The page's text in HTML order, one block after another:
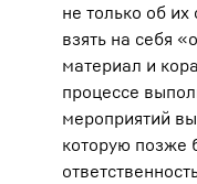
не только об
взять на себя
материал и
процессе
мероприятий вы
которую позже